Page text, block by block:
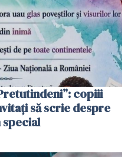
copiii
să scrie despre